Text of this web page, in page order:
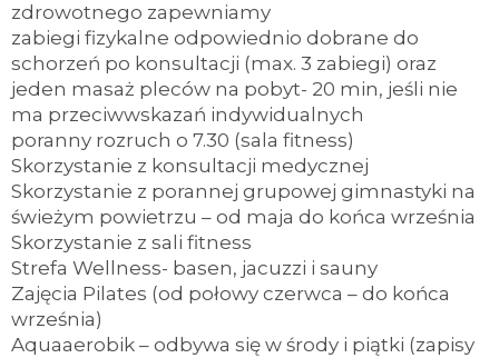
zdrowotnego zapewniamy
zabiegi fizykalne odpowiednio dobrane do
schorzeń po konsultacji (max. 3 zabiegi) oraz
jeden masaż pleców na pobyt- 20 min, jeśli nie
ma przeciwwskazań indywidualnych
poranny rozruch o 7.30 (sala fitness)
Skorzystanie z konsultacji medycznej
Skorzystanie z porannej grupowej gimnastyki na
świeżym powietrzu – od maja do końca września
Skorzystanie z sali fitness
Strefa Wellness- basen, jacuzzi i sauny
Zajęcia Pilates (od połowy czerwca – do końca
września)
Aquaaerobik – odbywa się w środy i piątki (zapisy